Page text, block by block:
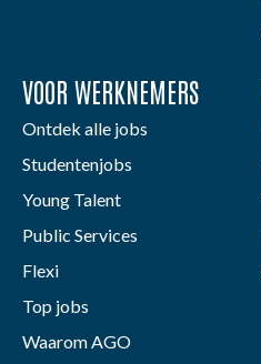
VOOR WERKNEMERS
Ontdek alle jobs
Studentenjobs
Young Talent
Public Services
Flexi
Top jobs
Waarom AGO